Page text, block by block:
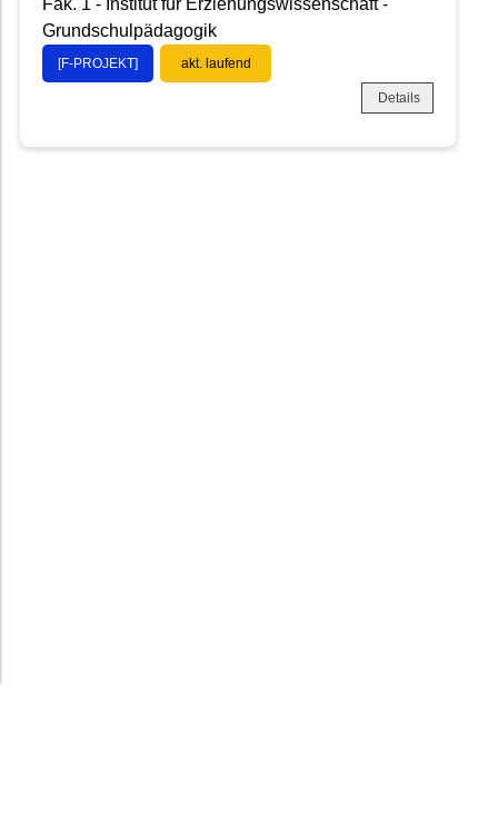
Fak. 1 - Institut für Erziehungswissenschaft -
Grundschulpädagogik
[F-PROJEKT] akt. laufend
Details